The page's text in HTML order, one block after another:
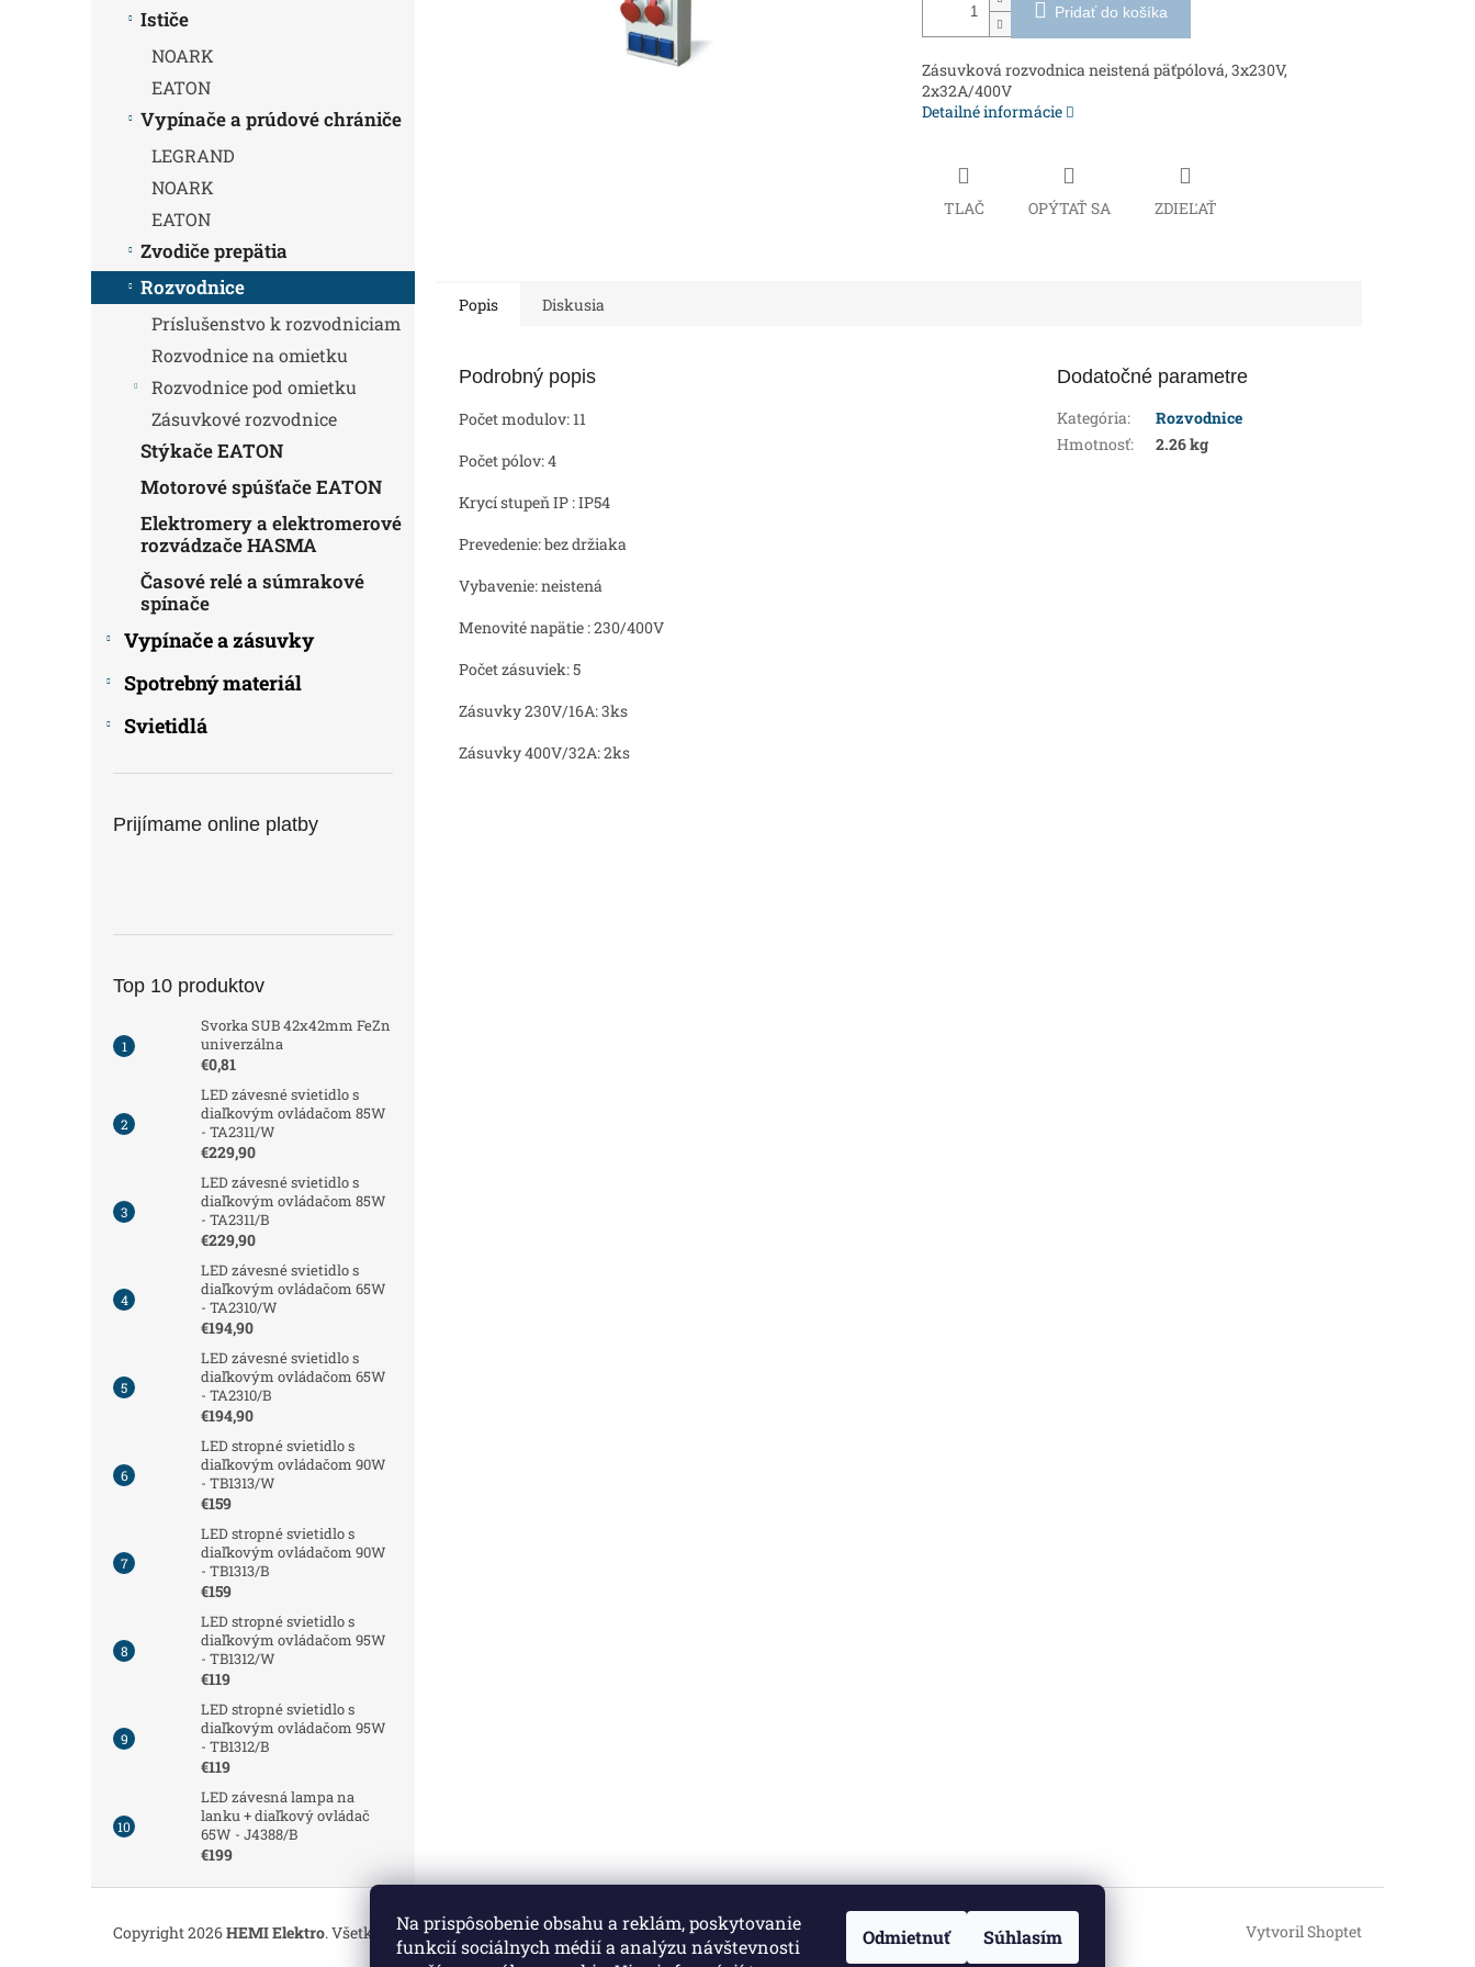
Na prispôsobenie obsahu a reklám, poskytovanie
funkcií sociálnych médií a analýzu návštevnosti
Odmietnuť Súhlasím
Ističe
NOARK
EATON
Vypínače a prúdové chrániče
LEGRAND
NOARK
EATON
Zvodiče prepätia
Rozvodnice
Príslušenstvo k rozvodniciam
Rozvodnice na omietku
Rozvodnice pod omietku
Zásuvkové rozvodnice
Stýkače EATON
Motorové spúšťače EATON
Elektromery a elektromerové
rozvádzače HASMA
Časové relé a súmrakové
spínače
Vypínače a zásuvky
Spotrebný materiál
Svietidlá
Prijímame online platby
Top 10 produktov
Svorka SUB 42x42mm FeZn
univerzálna
€0,81
LED závesné svietidlo s
diaľkovým ovládačom 85W
- TA2311/W
€229,90
LED závesné svietidlo s
diaľkovým ovládačom 85W
- TA2311/B
€229,90
LED závesné svietidlo s
diaľkovým ovládačom 65W
- TA2310/W
€194,90
LED závesné svietidlo s
diaľkovým ovládačom 65W
- TA2310/B
€194,90
LED stropné svietidlo s
diaľkovým ovládačom 90W
- TB1313/W
€159
LED stropné svietidlo s
diaľkovým ovládačom 90W
- TB1313/B
€159
LED stropné svietidlo s
diaľkovým ovládačom 95W
- TB1312/W
€119
LED stropné svietidlo s
diaľkovým ovládačom 95W
- TB1312/B
€119
LED závesná lampa na
lanku + diaľkový ovládač
65W - J4388/B
€199
Pridať do košíka
Zásuvková rozvodnica neistená päťpólová, 3x230V,
2x32A/400V
Detailné informácie
TLAČ OPÝTAŤ SA ZDIEĽAŤ
Popis Diskusia
Podrobný popis
Počet modulov: 11
Počet pólov: 4
Krycí stupeň IP : IP54
Prevedenie: bez držiaka
Vybavenie: neistená
Menovité napätie : 230/400V
Počet zásuviek: 5
Zásuvky 230V/16A: 3ks
Zásuvky 400V/32A: 2ks
Dodatočné parametre
Kategória:
Rozvodnice
Hmotnosť: 2.26 kg
Vytvoril Shoptet
Copyright 2026HEMI Elektro. Všetky práva vyhradené.Upraviť nastavenie cookies